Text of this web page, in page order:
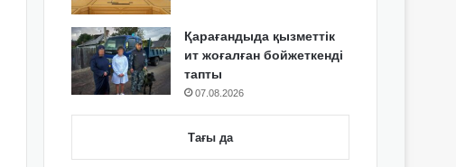
Қарағандыда қызметтік
ит жоғалған бойжеткенді
тапты
07.08.2026
Тағы да